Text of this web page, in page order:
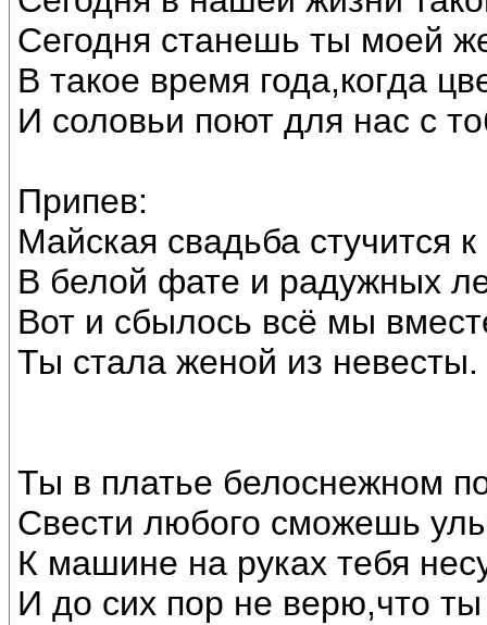
Сегодня станешь ты моей
В такое время года,когда
И соловьи поют для нас с
Припев:
Майская свадьба стучится
В белой фате и радужных
Вот и сбылось всё мы
Ты стала женой из невесты.
Ты в платье белоснежном
Свести любого сможешь
К машине на руках тебя
И до сих пор не верю,что